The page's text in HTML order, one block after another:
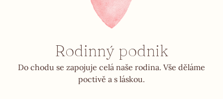
Rodinný podnik
Do chodu se zapojuje celá naše rodina. Vše děláme
poctivě a s láskou.